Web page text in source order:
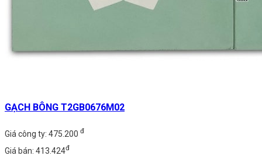
GẠCH BÔNG T2GB0676M02
Giá công ty: 475.200 đ
Giá bán: 413.424đ